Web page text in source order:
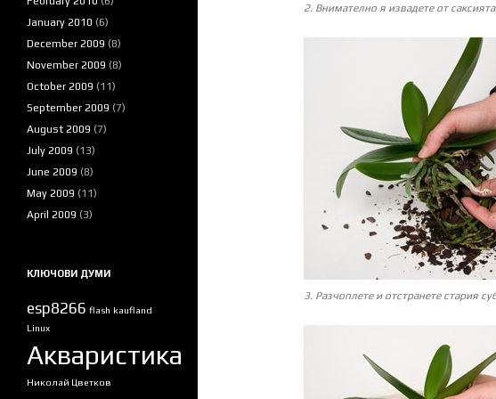
2. Внимателно я извадете от
3. Разчоплете и отстранете стария
January 2010 (6)
December 2009 (8)
November 2009 (8)
October 2009 (11)
September 2009 (7)
August 2009 (7)
July 2009 (13)
June 2009 (8)
May 2009 (11)
April 2009 (3)
КЛЮЧОВИ ДУМИ
esp8266 flash kaufland
Linux
Акваристика
Николай Цветков